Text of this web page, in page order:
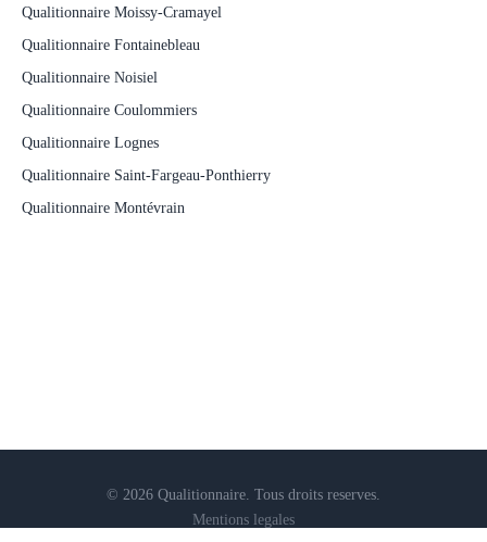
Qualitionnaire Moissy-Cramayel
Qualitionnaire Fontainebleau
Qualitionnaire Noisiel
Qualitionnaire Coulommiers
Qualitionnaire Lognes
Qualitionnaire Saint-Fargeau-Ponthierry
Qualitionnaire Montévrain
© 2026 Qualitionnaire. Tous droits reserves.
Mentions legales